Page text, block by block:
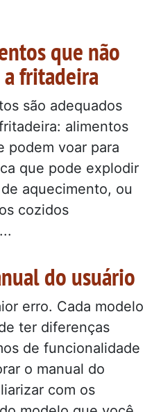
que não
fritadeira
são adequados
alimentos
podem voar para
que pode explodir
aquecimento, ou
cozidos
do usuário
erro. Cada modelo
ter diferenças
de funcionalidade
o manual do
com os